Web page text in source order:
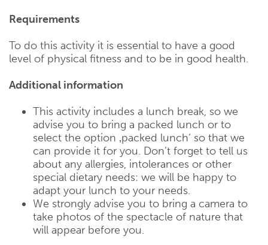
Requirements
To do this activity it is essential to have a good
level of physical fitness and to be in good health.
Additional information
This activity includes a lunch break, so we
advise you to bring a packed lunch or to
select the option ‚packed lunch‘ so that we
can provide it for you. Don’t forget to tell us
about any allergies, intolerances or other
special dietary needs: we will be happy to
adapt your lunch to your needs.
We strongly advise you to bring a camera to
take photos of the spectacle of nature that
will appear before you.